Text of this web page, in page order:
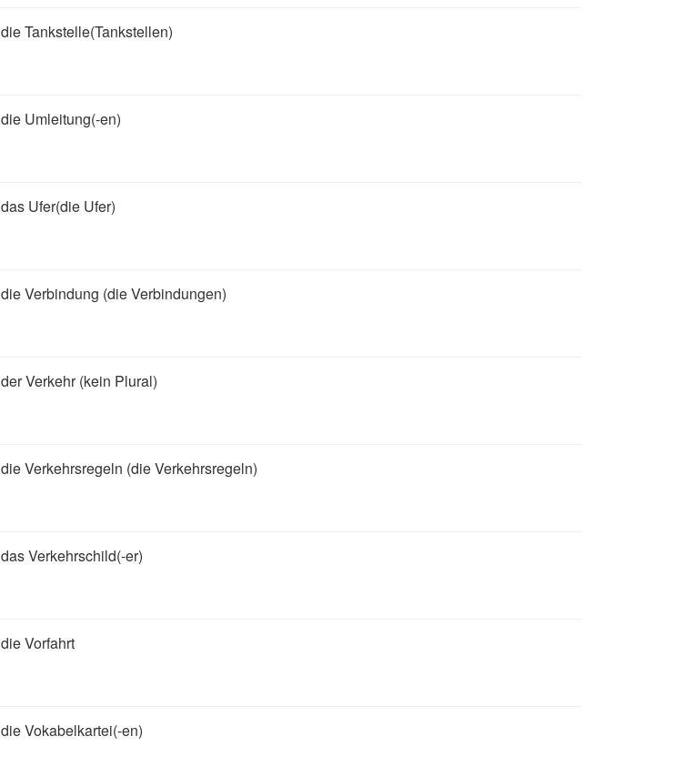
die Tankstelle(Tankstellen)
die Umleitung(-en)
das Ufer(die Ufer)
die Verbindung (die Verbindungen)
der Verkehr (kein Plural)
die Verkehrsregeln (die Verkehrsregeln)
das Verkehrschild(-er)
die Vorfahrt
die Vokabelkartei(-en)